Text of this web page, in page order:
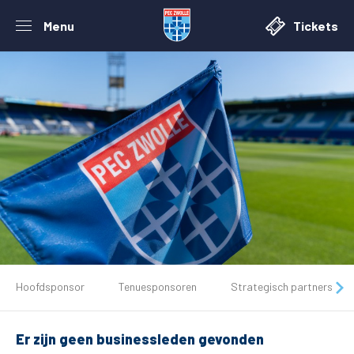
Menu Tickets
Tickets
Matchdays
Hoofdsponsor Tenuesponsoren Strategisch partners
Er zijn geen businessleden gevonden